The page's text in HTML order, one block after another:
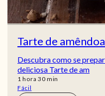
Tarte de
Descubra como se
deliciosa Tarte de am
1 hora
hora 30min
min
Fácil